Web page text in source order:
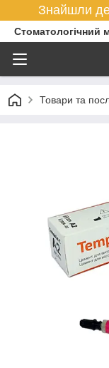
Знайшли
Стоматологічний
Товари та